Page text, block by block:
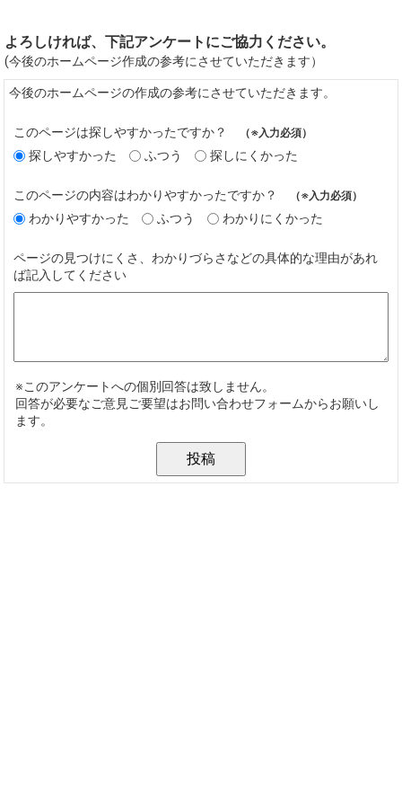
よろしければ、下記アンケートにご協力ください。
(今後のホームページ作成の参考にさせていただきます）
今後のホームページの作成の参考にさせていただきます。
このページは探しやすかったですか？ （※入力必須）
探しやすかった ふつう 探しにくかった
このページの内容はわかりやすかったですか？ （※入力必須）
わかりやすかった ふつう わかりにくかった
ページの見つけにくさ、わかりづらさなどの具体的な理由があれ
ば記入してください
※このアンケートへの個別回答は致しません。
回答が必要なご意見ご要望はお問い合わせフォームからお願いし
ます。